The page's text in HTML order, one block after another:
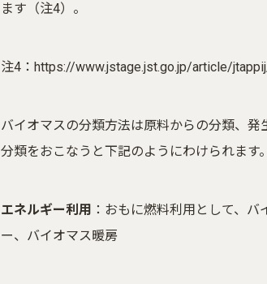
ます（注4）。
注4： https://www.jstage.jst.go.jp/article/
バイオマスの分類方法は原料からの分類、
分類をおこなうと下記のようにわけられます。
エネルギー利用 ：おもに燃料利用として、
ー、バイオマス暖房